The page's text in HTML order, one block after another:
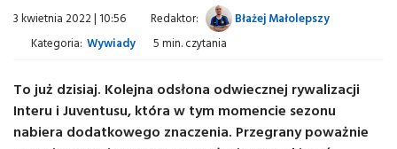
3 kwietnia 2022 | 10:56 Redaktor:
Błażej Małolepszy
Kategoria: Wywiady 5 min. czytania
To już dzisiaj. Kolejna odsłona odwiecznej rywalizacji
Interu i Juventusu, która w tym momencie sezonu
nabiera dodatkowego znaczenia. Przegrany poważnie